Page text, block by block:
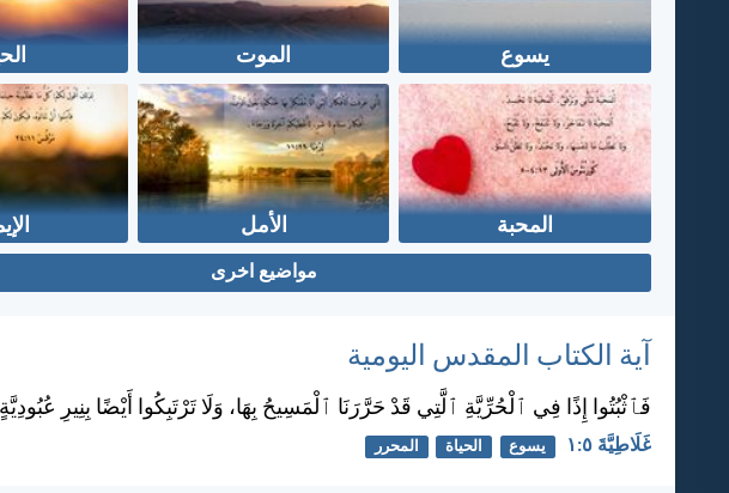
يسوع الموت
المحبة الأمل
مواضيع اخرى
آية الكتاب المقدس اليومية
فَٱثْبُتُوا إِذًا فِي ٱلْحُرِّيَّةِ ٱلَّتِي قَدْ حَرَّرَنَا ٱلْمَسِيحُ بِهَا، وَلَا تَرْتَبِكُوا أَيْضًا بِنِيرِ
غَلَاطِيَّةَ ٥:‏١ يسوع الحياة المحرر